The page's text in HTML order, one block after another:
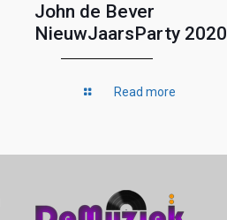
John de Bever
NieuwJaarsParty 2020
Read more